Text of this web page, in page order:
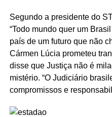
Segundo a presidente do
“Todo mundo quer um
país de um futuro que não
Cármen Lúcia prometeu
disse que Justiça não é
mistério. “O Judiciário
compromissos e